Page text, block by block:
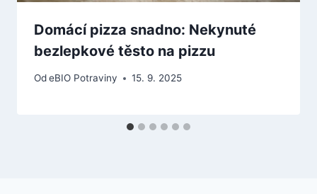
Domácí pizza snadno: Nekynuté
bezlepkové těsto na pizzu
OdeBIO Potraviny 15. 9. 2025